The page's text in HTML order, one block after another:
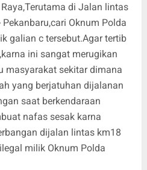
di Jalan lintas
Oknum Polda
galian c tersebut.Agar tertib
ini sangat merugikan
masyarakat sekitar dimana
yang berjatuhan dijalanan
saat berkendaraan
nafas sesak karna
dijalan lintas km18
milik Oknum Polda